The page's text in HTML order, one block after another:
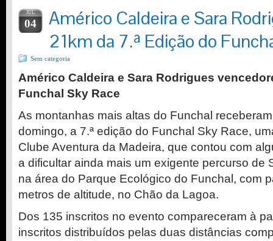
JUL
04
Américo Caldeira e Sara
21km da 7.ª Edição do
Sem categoria
Américo Caldeira e Sara Rodrigues
Funchal Sky Race
As montanhas mais altas do Funchal
domingo, a 7.ª edição do Funchal Sky Race,
Clube Aventura da Madeira, que contou com
a dificultar ainda mais um exigente percurso de
na área do Parque Ecológico do Funchal, com
metros de altitude, no Chão da Lagoa.
Dos 135 inscritos no evento compareceram à
inscritos distribuídos pelas duas distâncias